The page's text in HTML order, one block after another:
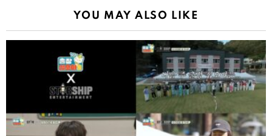
YOU MAY ALSO LIKE